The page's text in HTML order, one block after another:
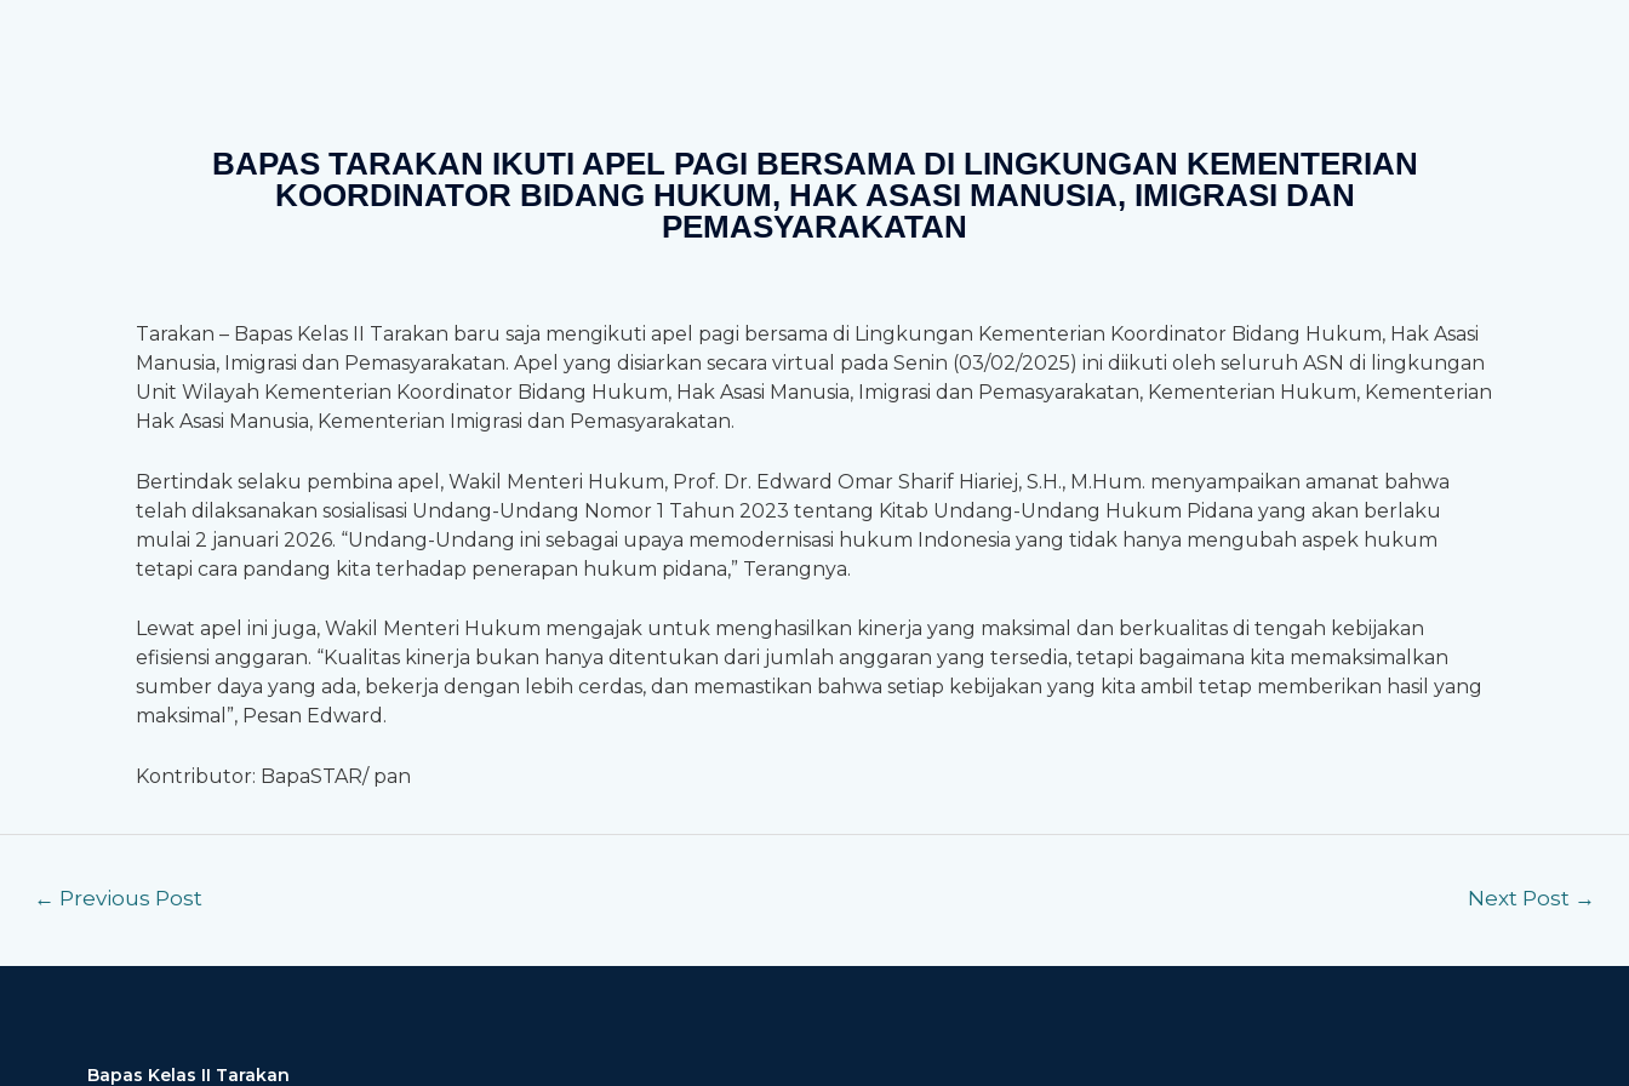
BAPAS TARAKAN IKUTI APEL PAGI BERSAMA DI LINGKUNGAN KEMENTERIAN
KOORDINATOR BIDANG HUKUM, HAK ASASI MANUSIA, IMIGRASI DAN
PEMASYARAKATAN
Tarakan – Bapas Kelas II Tarakan baru saja mengikuti apel pagi bersama di Lingkungan Kementerian Koordinator Bidang Hukum, Hak Asasi
Manusia, Imigrasi dan Pemasyarakatan. Apel yang disiarkan secara virtual pada Senin (03/02/2025) ini diikuti oleh seluruh ASN di lingkungan
Unit Wilayah Kementerian Koordinator Bidang Hukum, Hak Asasi Manusia, Imigrasi dan Pemasyarakatan, Kementerian Hukum, Kementerian
Hak Asasi Manusia, Kementerian Imigrasi dan Pemasyarakatan.
Bertindak selaku pembina apel, Wakil Menteri Hukum, Prof. Dr. Edward Omar Sharif Hiariej, S.H., M.Hum. menyampaikan amanat bahwa
telah dilaksanakan sosialisasi Undang-Undang Nomor 1 Tahun 2023 tentang Kitab Undang-Undang Hukum Pidana yang akan berlaku
mulai 2 januari 2026. “Undang-Undang ini sebagai upaya memodernisasi hukum Indonesia yang tidak hanya mengubah aspek hukum
tetapi cara pandang kita terhadap penerapan hukum pidana,” Terangnya.
Lewat apel ini juga, Wakil Menteri Hukum mengajak untuk menghasilkan kinerja yang maksimal dan berkualitas di tengah kebijakan
efisiensi anggaran. “Kualitas kinerja bukan hanya ditentukan dari jumlah anggaran yang tersedia, tetapi bagaimana kita memaksimalkan
sumber daya yang ada, bekerja dengan lebih cerdas, dan memastikan bahwa setiap kebijakan yang kita ambil tetap memberikan hasil yang
maksimal”, Pesan Edward.
Kontributor: BapaSTAR/ pan
← Previous Post Next Post →
Bapas Kelas II Tarakan